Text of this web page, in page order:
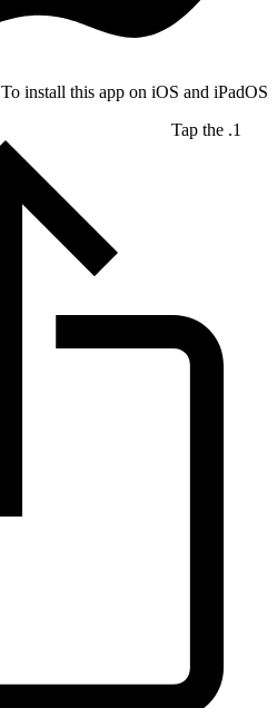
To install this app on iOS and iPadOS
Tap the